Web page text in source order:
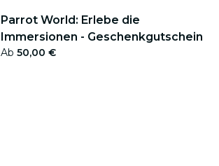
Parrot World: Erlebe die
Immersionen - Geschenkgutschein
Ab 50,00 €